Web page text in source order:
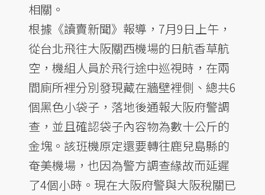
相關。
根據《讀賣新聞》報導，7月9日上午，
從台北飛往大阪關西機場的日航香草航
空，機組人員於飛行途中巡視時，在兩
間廁所裡分別發現藏在牆壁裡側、總共6
個黑色小袋子，落地後通報大阪府警調
查，並且確認袋子內容物為數十公斤的
金塊。該班機原定還要轉往鹿兒島縣的
奄美機場，也因為警方調查緣故而延遲
了4個小時。現在大阪府警與大阪稅關已